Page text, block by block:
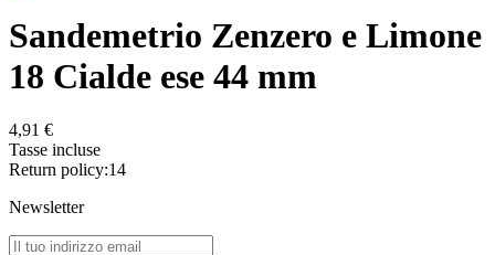
Sandemetrio Zenzero e Limone
18 Cialde ese 44 mm
4,91 €
Tasse incluse
Return policy:14
Newsletter